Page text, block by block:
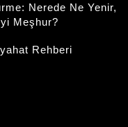
Nerede Ne Yenir,
Meşhur?
Rehberi